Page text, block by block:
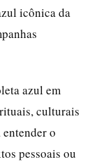
icônica da
azul em
culturais
o
pessoais ou